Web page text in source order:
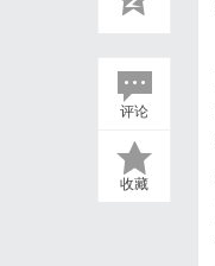
评论
收藏